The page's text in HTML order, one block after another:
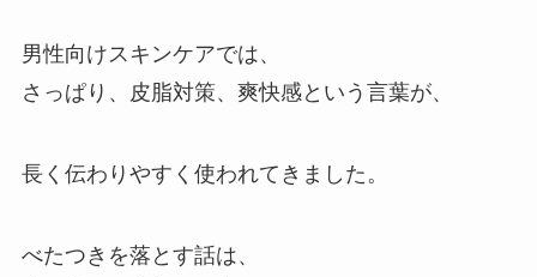
男性向けスキンケアでは、
さっぱり、皮脂対策、爽快感という言葉が、
長く伝わりやすく使われてきました。
べたつきを落とす話は、